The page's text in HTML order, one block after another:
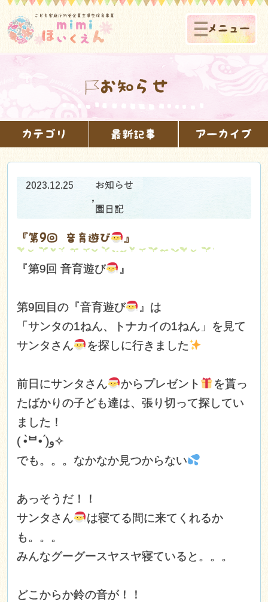
メニュー
お知らせ
カテゴリ 最新記事 アーカイブ
2023.12.25 お知らせ
,
園日記
『第9回 音育遊び 』
『第9回 音育遊び 』
第9回目の『音育遊び
』は
「サンタの1ねん、トナカイの1ねん」を見て
サンタさん
を探しに行きました
前日にサンタさん からプレゼント
を貰っ
たばかりの子ども達は、張り切って探してい
ました！
( •̀ᄇ• ́)ﻭ✧
でも。。。なかなか見つからない
あっそうだ！！
サンタさん
は寝てる間に来てくれるか
も。。。
みんなグーグースヤスヤ寝ていると。。。
どこからか鈴の音が！！